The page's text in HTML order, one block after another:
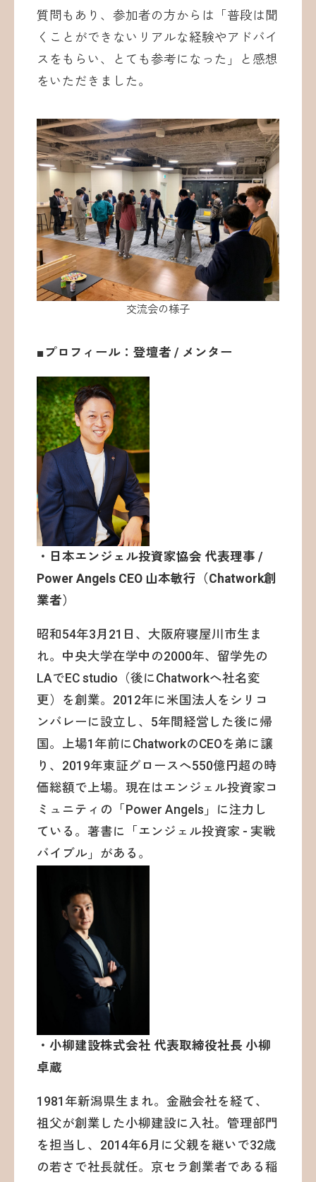
質問もあり、参加者の方からは「普段は聞
くことができないリアルな経験やアドバイ
スをもらい、とても参考になった」と感想
をいただきました。
交流会の様子
■プロフィール：登壇者 / メンター
・日本エンジェル投資家協会 代表理事 /
Power Angels CEO 山本敏行（Chatwork創
業者）
昭和54年3月21日、大阪府寝屋川市生ま
れ。中央大学在学中の2000年、留学先の
LAでEC studio（後にChatworkへ社名変
更）を創業。2012年に米国法人をシリコ
ンバレーに設立し、5年間経営した後に帰
国。上場1年前にChatworkのCEOを弟に譲
り、2019年東証グロースへ550億円超の時
価総額で上場。現在はエンジェル投資家コ
ミュニティの「Power Angels」に注力し
ている。著書に「エンジェル投資家 - 実戦
バイブル」がある。
・小柳建設株式会社 代表取締役社長 小柳
卓蔵
1981年新潟県生まれ。金融会社を経て、
祖父が創業した小柳建設に入社。管理部門
を担当し、2014年6月に父親を継いで32歳
の若さで社長就任。京セラ創業者である稲